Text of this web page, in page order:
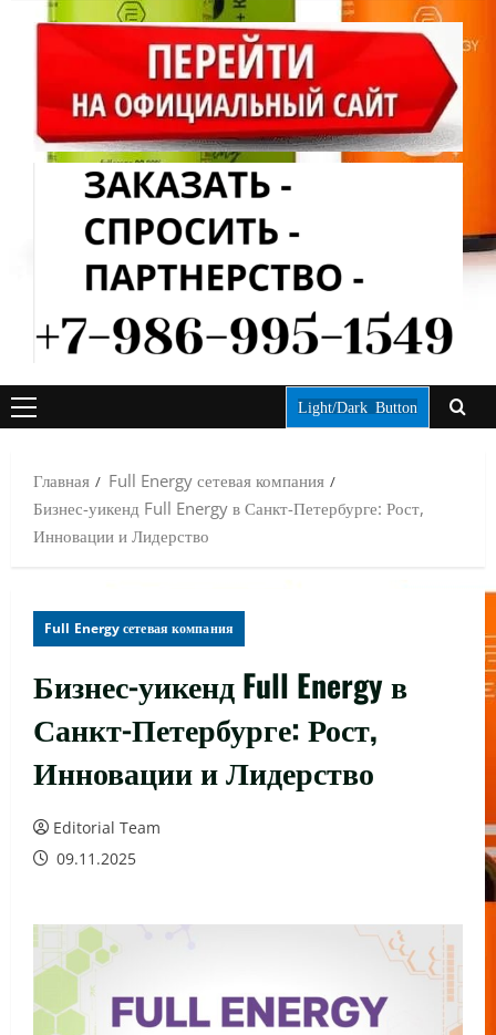
ОСНОВНОЕ
Light/Dark Button
Главная
Full Energy сетевая компания
Бизнес-уикенд Full Energy в Санкт-Петербурге: Рост,
Инновации и Лидерство
Full Energy сетевая компания
Бизнес-уикенд Full Energy в
Санкт-Петербурге: Рост,
Инновации и Лидерство
Editorial Team
09.11.2025